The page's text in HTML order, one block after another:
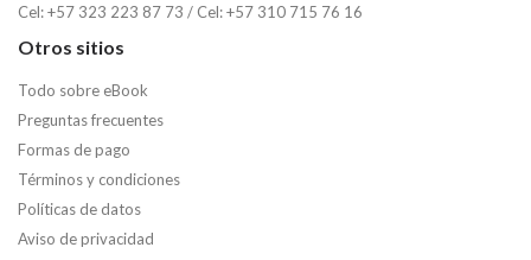
Cel: +57 323 223 87 73 / Cel: +57 310 715 76 16
Otros sitios
Todo sobre eBook
Preguntas frecuentes
Formas de pago
Términos y condiciones
Políticas de datos
Aviso de privacidad